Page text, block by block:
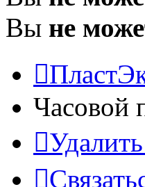
Вы не
Часовой